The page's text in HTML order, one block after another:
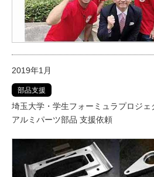
2019年1月
部品支援
埼玉大学・学生フォーミュラプロジェ
アルミパーツ部品 支援依頼